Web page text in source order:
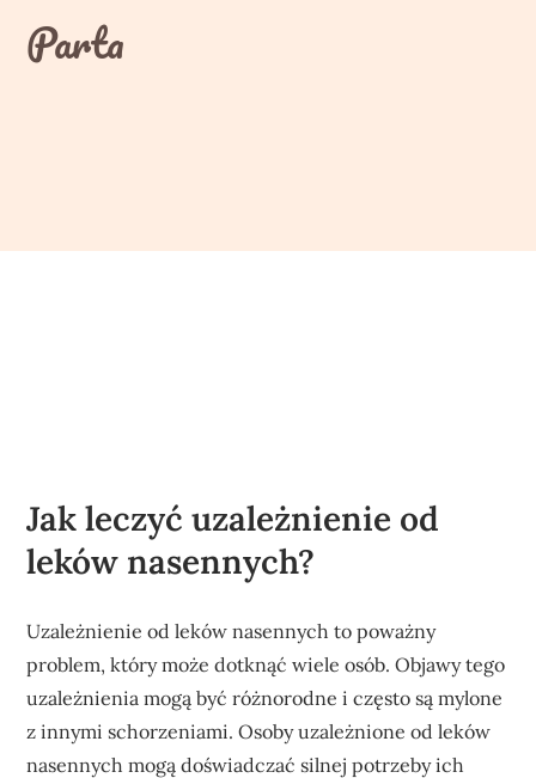
contentParta
Jak leczyć uzależnienie od
leków nasennych?
Uzależnienie od leków nasennych to poważny
problem, który może dotknąć wiele osób. Objawy tego
uzależnienia mogą być różnorodne i często są mylone
z innymi schorzeniami. Osoby uzależnione od leków
nasennych mogą doświadczać silnej potrzeby ich